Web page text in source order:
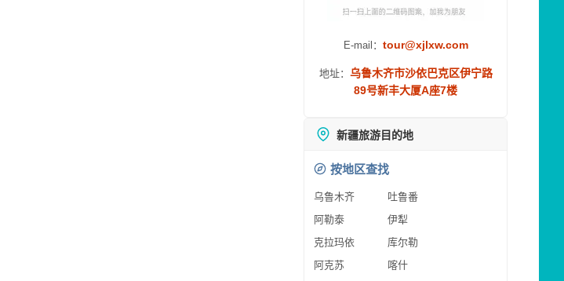
E-mail： tour@xjlxw.com
地址： 乌鲁木齐市沙依巴克区伊宁路
89号新丰大厦A座7楼
新疆旅游目的地
按地区查找
乌鲁木齐
吐鲁番
阿勒泰
伊犁
克拉玛依
库尔勒
阿克苏
喀什